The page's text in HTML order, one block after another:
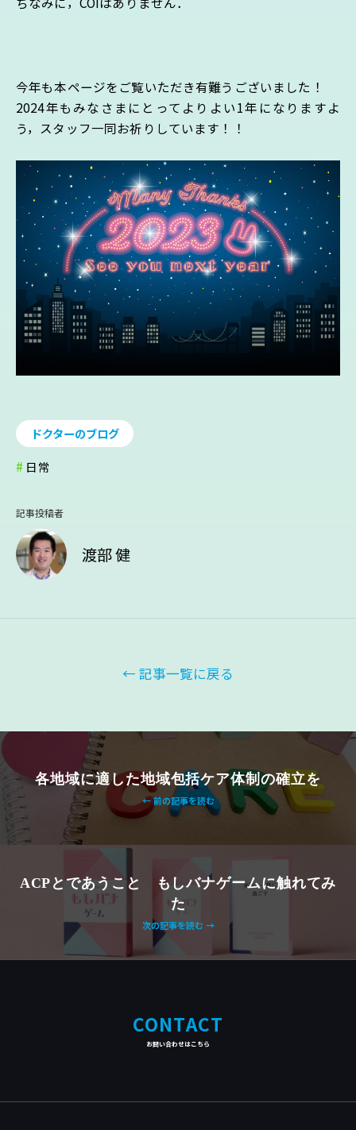
今年も本ページをご覧いただき有難うございました！
2024年もみなさまにとってよりよい1年になりますよ
う，スタッフ一同お祈りしています！！
ドクターのブログ
日常
記事投稿者
渡部 健
← 記事一覧に戻る
各地域に適した地域包括ケア体制の確立を
← 前の記事を読む
ACPとであうこと もしバナゲームに触れてみ
た
次の記事を読む →
CONTACT
お問い合わせはこちら